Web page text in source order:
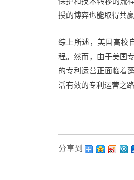
授的博弈也能取得共赢
综上所述，美国高校
程。然而，由于美国
的专利运营正面临着
活有效的专利运营之路
分享到：